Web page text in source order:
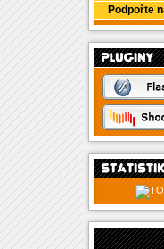
Podpořte